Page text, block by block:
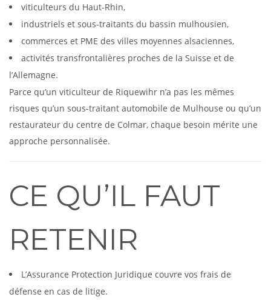
viticulteurs du Haut-Rhin,
industriels et sous-traitants du bassin mulhousien,
commerces et PME des villes moyennes alsaciennes,
activités transfrontalières proches de la Suisse et de
l’Allemagne.
Parce qu’un viticulteur de Riquewihr n’a pas les mêmes
risques qu’un sous-traitant automobile de Mulhouse ou qu’un
restaurateur du centre de Colmar, chaque besoin mérite une
approche personnalisée.
CE QU’IL FAUT
RETENIR
L’Assurance Protection Juridique couvre vos frais de
défense en cas de litige.